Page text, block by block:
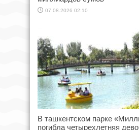
07.08.2026 02:10
В ташкентском парке
погибла четырехлетняя